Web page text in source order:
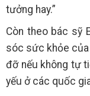
tưởng hay.”
Còn theo bác sỹ
sóc sức khỏe
đỡ nếu không tự
yếu ở các quốc